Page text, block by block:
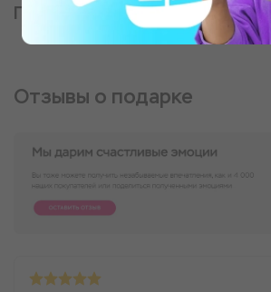
Партнер, оказывающий
Отзывы о подарке